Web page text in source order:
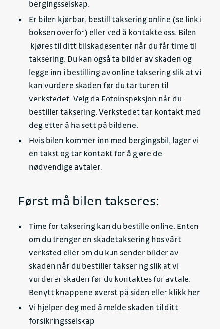
bergingsselskap.
Er bilen kjørbar, bestill taksering online (se link i
boksen overfor) eller ved å kontakte oss. Bilen
kjøres til ditt bilskadesenter når du får time til
taksering. Du kan også ta bilder av skaden og
legge inn i bestilling av online taksering slik at vi
kan vurdere skaden før du tar turen til
verkstedet. Velg da Fotoinspeksjon når du
bestiller taksering. Verkstedet tar kontakt med
deg etter å ha sett på bildene.
Hvis bilen kommer inn med bergingsbil, lager vi
en takst og tar kontakt for å gjøre de
nødvendige avtaler.
Først må bilen takseres:
Time for taksering kan du bestille online. Enten
om du trenger en skadetaksering hos vårt
verksted eller om du kun sender bilder av
skaden når du bestiller taksering slik at vi
vurderer skaden før du kontaktes for avtale.
Benytt knappene øverst på siden eller klikk her
Vi hjelper deg med å melde skaden til ditt
forsikringsselskap